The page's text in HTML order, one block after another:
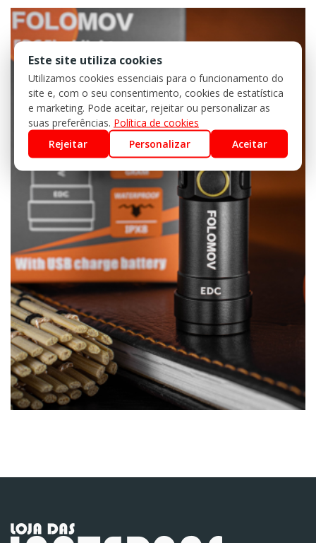
Este site utiliza cookies
Utilizamos cookies essenciais para o funcionamento do
site e, com o seu consentimento, cookies de estatística
e marketing. Pode aceitar, rejeitar ou personalizar as
suas preferências. Política de cookies
Rejeitar
Personalizar Aceitar